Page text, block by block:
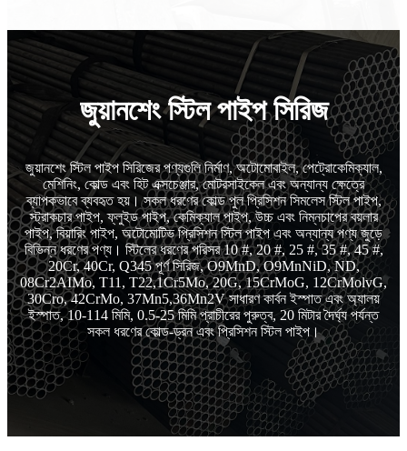
জুয়ানশেং স্টিল পাইপ সিরিজ
জুয়ানশেং স্টিল পাইপ সিরিজের পণ্যগুলি নির্মাণ, অটোমোবাইল, পেট্রোকেমিক্যাল,
মেশিনিং, কোল্ড এবং হিট এক্সচেঞ্জার, মোটরসাইকেল এবং অন্যান্য ক্ষেত্রে
ব্যাপকভাবে ব্যবহৃত হয়। সকল ধরণের কোল্ড পুল প্রিসিশন সিমলেস স্টিল পাইপ,
স্ট্রাকচার পাইপ, ফ্লুইড পাইপ, কেমিক্যাল পাইপ, উচ্চ এবং নিম্নচাপের বয়লার
পাইপ, বিয়ারিং পাইপ, অটোমোটিভ প্রিসিশন স্টিল পাইপ এবং অন্যান্য পণ্য জুড়ে
বিভিন্ন ধরণের পণ্য। স্টিলের ধরণের পরিসর 10 #, 20 #, 25 #, 35 #, 45 #,
20Cr, 40Cr, Q345 পূর্ণ সিরিজ, O9MnD, O9MnNiD, ND,
08Cr2AIMo, T11, T22,1Cr5Mo, 20G, 15CrMoG, 12CrMolvG,
30Cro, 42CrMo, 37Mn5,36Mn2V সাধারণ কার্বন ইস্পাত এবং অ্যালয়
ইস্পাত, 10-114 মিমি, 0.5-25 মিমি প্রাচীরের পুরুত্ব, 20 মিটার দৈর্ঘ্য পর্যন্ত
সকল ধরণের কোল্ড-ড্রন এবং প্রিসিশন স্টিল পাইপ।